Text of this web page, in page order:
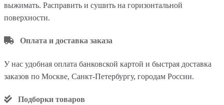
выжимать. Расправить и сушить на горизонтальной
поверхности.
Оплата и доставка заказа
У нас удобная оплата банковской картой и быстрая доставка
заказов по Москве, Санкт-Петербургу, городам России.
Подборки товаров